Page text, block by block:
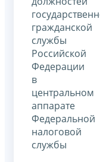
гражданской
службы
Российской
Федерации
в
центральном
аппарате
Федеральной
налоговой
службы